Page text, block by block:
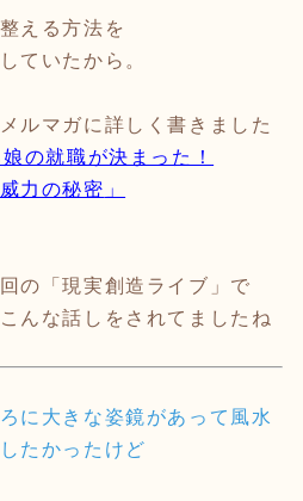
える方法を
ていたから。
ルマガに詳しく書きました
の就職が決まった！
力の秘密 」
の「現実創造ライブ」で
んな話しをされてましたね
に大きな姿鏡があって風水
たかったけど